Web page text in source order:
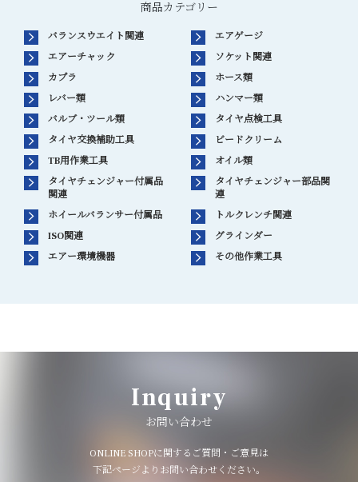
商品カテゴリー
バランスウエイト関連
エアゲージ
エアーチャック
ソケット関連
カプラ
ホース類
レバー類
ハンマー類
バルブ・ツール類
タイヤ点検工具
タイヤ交換補助工具
ビードクリーム
TB用作業工具
オイル類
タイヤチェンジャー付属品
関連
タイヤチェンジャー部品関
連
ホイールバランサー付属品
トルクレンチ関連
ISO関連
グラインダー
エアー環境機器
その他作業工具
Inquiry
お問い合わせ
ONLINE SHOPに関するご質問・ご意見は
下記ページよりお問い合わせください。